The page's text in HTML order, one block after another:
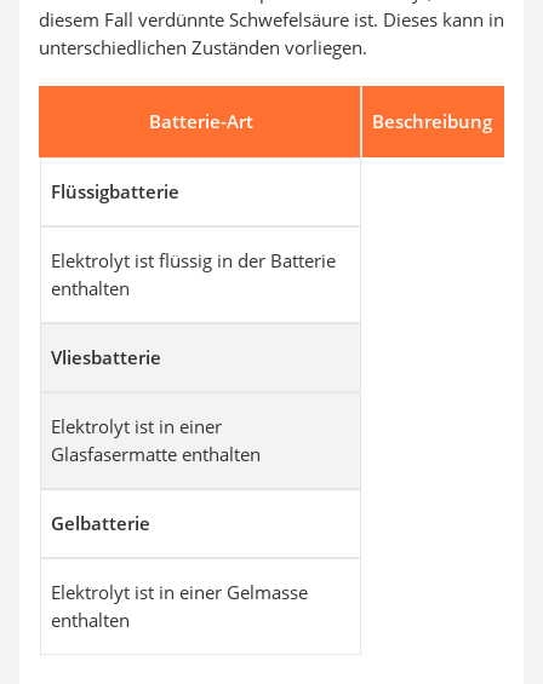
diesem Fall verdünnte Schwefelsäure ist. Dieses kann in
unterschiedlichen Zuständen vorliegen.
Batterie-Art Beschreibung
Flüssigbatterie
Elektrolyt ist flüssig in der Batterie
enthalten
Vliesbatterie
Elektrolyt ist in einer
Glasfasermatte enthalten
Gelbatterie
Elektrolyt ist in einer Gelmasse
enthalten